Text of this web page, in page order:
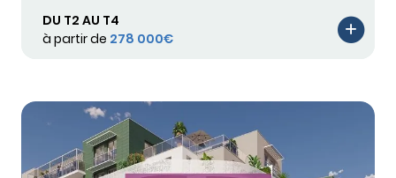
DU T2 AU T4
à partir de 278 000€